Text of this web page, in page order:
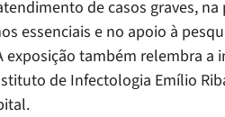
de casos graves,
essenciais e no apoio à
também relembra a
de Infectologia Emílio